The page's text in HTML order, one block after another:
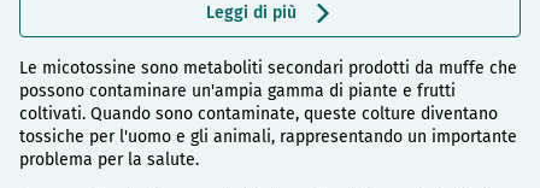
Leggi di più
Le micotossine sono metaboliti secondari prodotti da muffe che
possono contaminare un'ampia gamma di piante e frutti
coltivati. Quando sono contaminate, queste colture diventano
tossiche per l'uomo e gli animali, rappresentando un importante
problema per la salute.